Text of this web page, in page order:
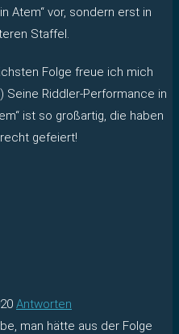
Atem“ vor, sondern erst in
Staffel.
Folge freue ich mich
Seine Riddler-Performance in
ist so großartig, die haben
gefeiert!
Antworten
man hätte aus der Folge